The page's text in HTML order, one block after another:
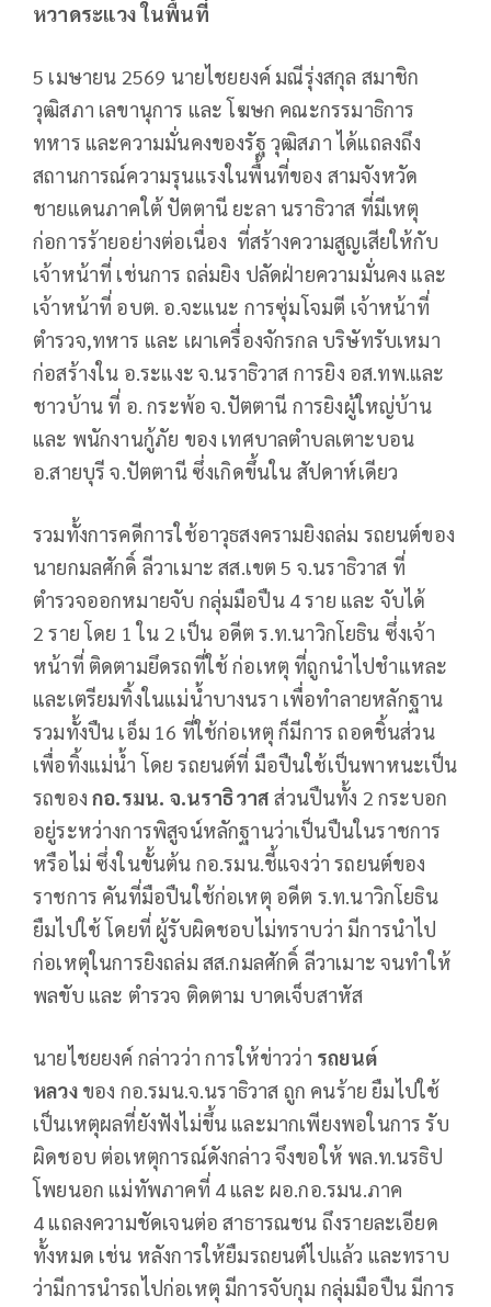
หวาดระแวง ในพื้นที่
5 เมษายน 2569 นายไชยยงค์ มณีรุ่งสกุล สมาชิก
วุฒิสภา เลขานุการ และ โฆษก คณะกรรมาธิการ
ทหาร และความมั่นคงของรัฐ วุฒิสภา ได้แถลงถึง
สถานการณ์ความรุนแรงในพื้นที่ของ สามจังหวัด
ชายแดนภาคใต้ ปัตตานี ยะลา นราธิวาส ที่มีเหตุ
ก่อการร้ายอย่างต่อเนื่อง ที่สร้างความสูญเสียให้กับ
เจ้าหน้าที่ เช่นการ ถล่มยิง ปลัดฝ่ายความมั่นคง และ
เจ้าหน้าที่ อบต. อ.จะแนะ การซุ่มโจมตี เจ้าหน้าที่
ตำรวจ,ทหาร และ เผาเครื่องจักรกล บริษัทรับเหมา
ก่อสร้างใน อ.ระแงะ จ.นราธิวาส การยิง อส.ทพ.และ
ชาวบ้าน ที่ อ. กระพ้อ จ.ปัตตานี การยิงผู้ใหญ่บ้าน
และ พนักงานกู้ภัย ของ เทศบาลตำบลเตาะบอน
อ.สายบุรี จ.ปัตตานี ซึ่งเกิดขึ้นใน สัปดาห์เดียว
รวมทั้งการคดีการใช้อาวุธสงครามยิงถล่ม รถยนต์ของ
นายกมลศักดิ์ ลีวาเมาะ สส.เขต 5 จ.นราธิวาส ที่
ตำรวจออกหมายจับ กลุ่มมือปืน 4 ราย และ จับได้
2 ราย โดย 1 ใน 2 เป็น อดีต ร.ท.นาวิกโยธิน ซึ่งเจ้า
หน้าที่ ติดตามยึดรถที่ใช้ ก่อเหตุ ที่ถูกนำไปชำแหละ
และเตรียมทิ้งในแม่น้ำบางนรา เพื่อทำลายหลักฐาน
รวมทั้งปืน เอ็ม 16 ที่ใช้ก่อเหตุ ก็มีการ ถอดชิ้นส่วน
เพื่อทิ้งแม่น้ำ โดย รถยนต์ที่ มือปืนใช้เป็นพาหนะเป็น
รถของกอ.รมน. จ.นราธิวาส ส่วนปืนทั้ง 2 กระบอก
อยู่ระหว่างการพิสูจน์หลักฐานว่าเป็นปืนในราชการ
หรือไม่ ซึ่งในขั้นต้น กอ.รมน.ชี้แจงว่า รถยนต์ของ
ราชการ คันที่มือปืนใช้ก่อเหตุ อดีต ร.ท.นาวิกโยธิน
ยืมไปใช้ โดยที่ ผู้รับผิดชอบไม่ทราบว่า มีการนำไป
ก่อเหตุในการยิงถล่ม สส.กมลศักดิ์ ลีวาเมาะ จนทำให้
พลขับ และ ตำรวจ ติดตาม บาดเจ็บสาหัส
นายไชยยงค์ กล่าวว่า การให้ข่าวว่า รถยนต์
หลวงของ กอ.รมน.จ.นราธิวาส ถูก คนร้าย ยืมไปใช้
เป็นเหตุผลที่ยังฟังไม่ขึ้น และมากเพียงพอในการ รับ
ผิดชอบ ต่อเหตุการณ์ดังกล่าว จึงขอให้ พล.ท.นรธิป
โพยนอก แม่ทัพภาคที่ 4 และ ผอ.กอ.รมน.ภาค
4 แถลงความชัดเจนต่อ สาธารณชน ถึงรายละเอียด
ทั้งหมด เช่น หลังการให้ยืมรถยนต์ไปแล้ว และทราบ
ว่ามีการนำรถไปก่อเหตุ มีการจับกุม กลุ่มมือปืน มีการ